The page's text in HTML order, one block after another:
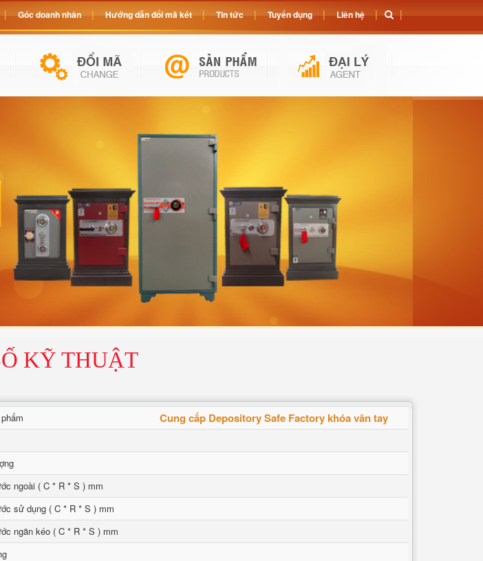
KỸ THUẬT
Cung cấp Depository Safe Factory khóa vân tay
ngoài ( C * R * S ) mm
sử dụng ( C * R * S ) mm
ngăn kéo ( C * R * S ) mm
Góc doanh nhân Hướng dẫn đổi mã két Tin tức Tuyển dụng Liên hệ